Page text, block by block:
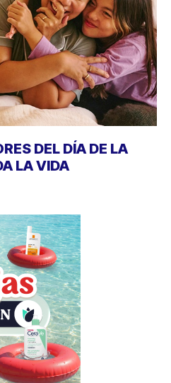
DEL DÍA DE LA
LA VIDA